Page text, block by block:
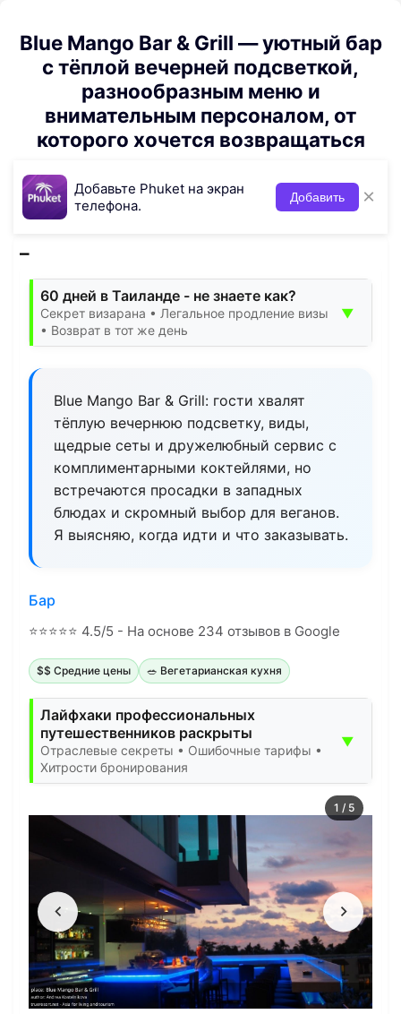
Blue Mango Bar & Grill — уютный бар
с тёплой вечерней подсветкой,
разнообразным меню и
внимательным персоналом, от
которого хочется возвращаться
Добавьте Phuket на экран
телефона.
Добавить ×
60 дней в Таиланде - не знаете как?
Секрет визарана • Легальное продление визы
• Возврат в тот же день
▼
Blue Mango Bar & Grill: гости хвалят
тёплую вечернюю подсветку, виды,
щедрые сеты и дружелюбный сервис с
комплиментарными коктейлями, но
встречаются просадки в западных
блюдах и скромный выбор для веганов.
Я выясняю, когда идти и что заказывать.
Бар
⭐⭐⭐⭐⭐ 4.5/5 - На основе 234 отзывов в Google
$$ Средние цены 🥗 Вегетарианская кухня
Лайфхаки профессиональных
путешественников раскрыты
Отраслевые секреты • Ошибочные тарифы •
Хитрости бронирования
▼
1 / 5